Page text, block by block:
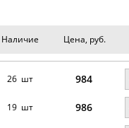
Наличие Цена, руб.
26 шт 984
19 шт 986